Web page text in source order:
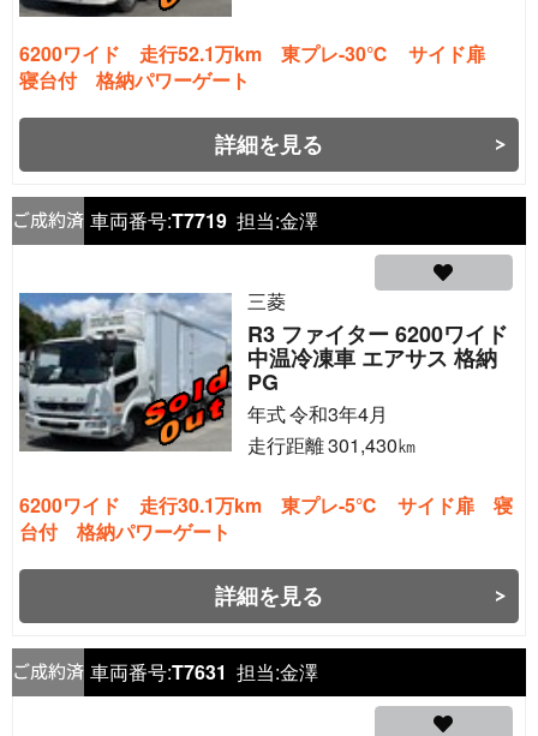
6200ワイド 走行52.1万km 東プレ-30℃ サイド扉
寝台付 格納パワーゲート
詳細を見る
車両番号:T7719 担当:金澤
三菱
R3 ファイター 6200ワイド
中温冷凍車 エアサス 格納
PG
年式令和3年4月
走行距離301,430㎞
6200ワイド 走行30.1万km 東プレ-5℃ サイド扉 寝
台付 格納パワーゲート
詳細を見る
車両番号:T7631 担当:金澤